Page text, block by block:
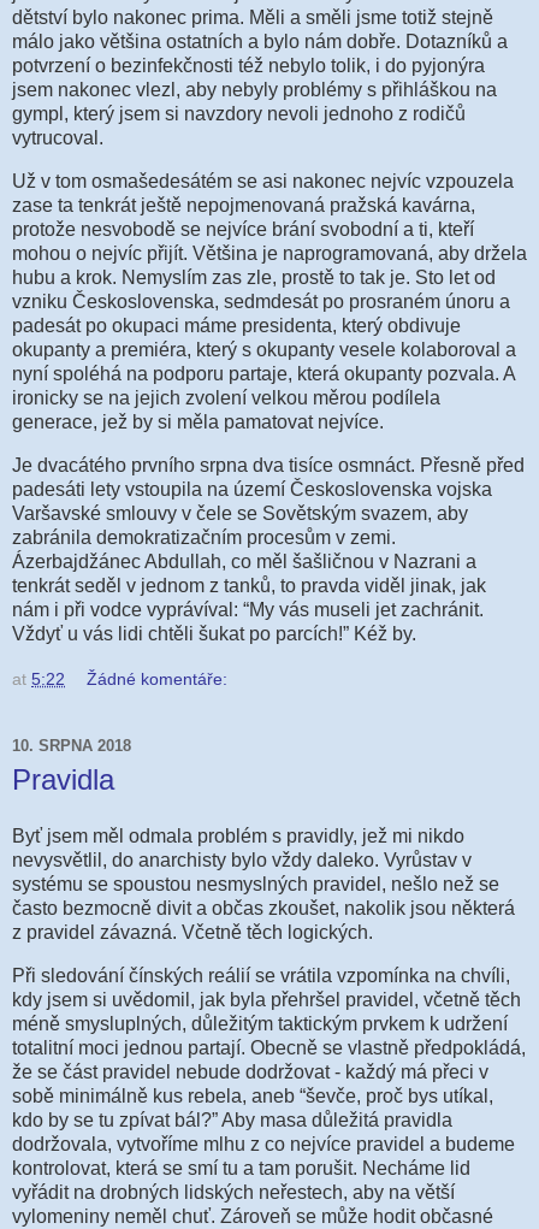
dětství bylo nakonec prima. Měli a směli jsme totiž stejně
málo jako většina ostatních a bylo nám dobře. Dotazníků a
potvrzení o bezinfekčnosti též nebylo tolik, i do pyjonýra
jsem nakonec vlezl, aby nebyly problémy s přihláškou na
gympl, který jsem si navzdory nevoli jednoho z rodičů
vytrucoval.
Už v tom osmašedesátém se asi nakonec nejvíc vzpouzela
zase ta tenkrát ještě nepojmenovaná pražská kavárna,
protože nesvobodě se nejvíce brání svobodní a ti, kteří
mohou o nejvíc přijít. Většina je naprogramovaná, aby držela
hubu a krok. Nemyslím zas zle, prostě to tak je. Sto let od
vzniku Československa, sedmdesát po prosraném únoru a
padesát po okupaci máme presidenta, který obdivuje
okupanty a premiéra, který s okupanty vesele kolaboroval a
nyní spoléhá na podporu partaje, která okupanty pozvala. A
ironicky se na jejich zvolení velkou měrou podílela
generace, jež by si měla pamatovat nejvíce.
Je dvacátého prvního srpna dva tisíce osmnáct. Přesně před
padesáti lety vstoupila na území Československa vojska
Varšavské smlouvy v čele se Sovětským svazem, aby
zabránila demokratizačním procesům v zemi.
Ázerbajdžánec Abdullah, co měl šašličnou v Nazrani a
tenkrát seděl v jednom z tanků, to pravda viděl jinak, jak
nám i při vodce vyprávíval: “My vás museli jet zachránit.
Vždyť u vás lidi chtěli šukat po parcích!” Kéž by.
at 5:22 Žádné komentáře:
10. SRPNA 2018
Pravidla
Byť jsem měl odmala problém s pravidly, jež mi nikdo
nevysvětlil, do anarchisty bylo vždy daleko. Vyrůstav v
systému se spoustou nesmyslných pravidel, nešlo než se
často bezmocně divit a občas zkoušet, nakolik jsou některá
z pravidel závazná. Včetně těch logických.
Při sledování čínských reálií se vrátila vzpomínka na chvíli,
kdy jsem si uvědomil, jak byla přehršel pravidel, včetně těch
méně smysluplných, důležitým taktickým prvkem k udržení
totalitní moci jednou partají. Obecně se vlastně předpokládá,
že se část pravidel nebude dodržovat - každý má přeci v
sobě minimálně kus rebela, aneb “ševče, proč bys utíkal,
kdo by se tu zpívat bál?” Aby masa důležitá pravidla
dodržovala, vytvoříme mlhu z co nejvíce pravidel a budeme
kontrolovat, která se smí tu a tam porušit. Necháme lid
vyřádit na drobných lidských neřestech, aby na větší
vylomeniny neměl chuť. Zároveň se může hodit občasné